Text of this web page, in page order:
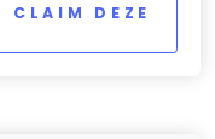
DEZE